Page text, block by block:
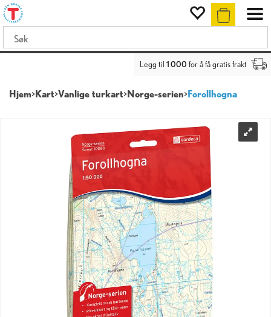
Legg til 1 000 for å få gratis frakt
Hjem>Kart>Vanlige turkart>Norge-serien>Forollhogna